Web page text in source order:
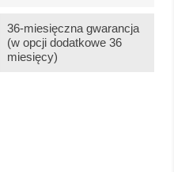
36-miesięczna gwarancja
(w opcji dodatkowe 36
miesięcy)